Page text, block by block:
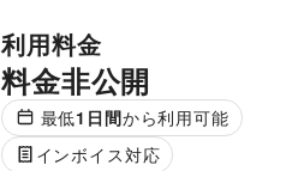
利用料金
料金非公開
最低1 日間から利用可能
インボイス対応